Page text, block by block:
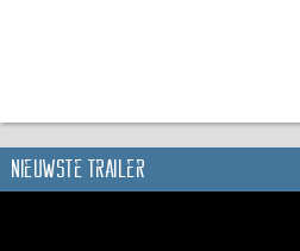
Nieuwste trailer